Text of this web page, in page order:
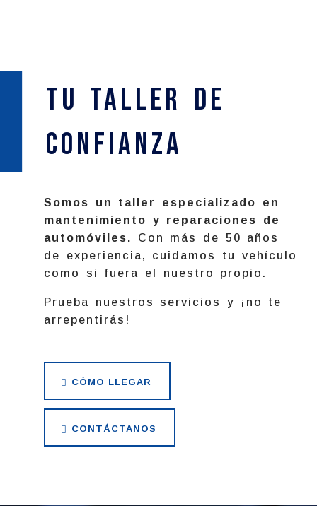
Tu Taller de
confianza
Somos un taller especializado en
mantenimiento y reparaciones de
automóviles. Con más de 50 años
de experiencia, cuidamos tu vehículo
como si fuera el nuestro propio.
Prueba nuestros servicios y ¡no te
arrepentirás!
CÓMO LLEGAR
CONTÁCTANOS